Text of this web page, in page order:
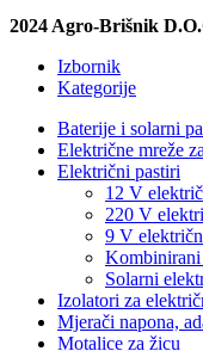
2024 Agro-Brišnik
Izbornik
Kategorije
Baterije i solarni
Električne mreže
Električni pastiri
12 V
220 V
9 V
Solarni
Izolatori za
Mjerači napona,
Motalice za žicu